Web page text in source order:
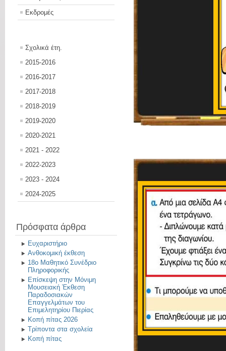
Εκδρομές
Σχολικά έτη.
2015-2016
2016-2017
2017-2018
2018-2019
2019-2020
2020-2021
2021 - 2022
2022-2023
2023 - 2024
2024-2025
Πρόσφατα άρθρα
Ευχαριστήριο
Ανθοκομική έκθεση
18ο Μαθητικό Συνέδριο
Πληροφορικής
Επίσκεψη στην Μόνιμη
Μουσειακή Έκθεση
Παραδοσιακών
Επαγγελμάτων του
Επιμελητηρίου Πιερίας
Κοπή πίτας 2026
Τρίποντα στα σχολεία
Κοπή πίτας